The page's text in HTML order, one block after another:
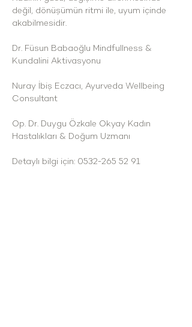
değil, dönüşümün ritmi ile, uyum içinde
akabilmesidir.
Dr. Füsun Babaoğlu Mindfullness &
Kundalini Aktivasyonu
Nuray İbiş Eczacı, Ayurveda Wellbeing
Consultant
Op. Dr. Duygu Özkale Okyay Kadın
Hastalıkları & Doğum Uzmanı
Detaylı bilgi için: 0532-265 52 91